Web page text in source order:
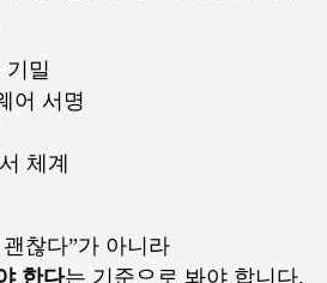
기밀
어 서명
체계
찮다”가 아니라
한다는 기준으로 봐야 합니다.